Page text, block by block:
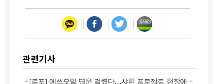
관련기사
- [르포] 에쓰오일 명운 걸렸다…샤힌 프로젝트 현장에 가